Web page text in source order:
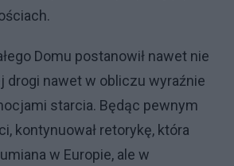
Domu postanowił nawet nie
drogi nawet w obliczu wyraźnie
starcia. Będąc pewnym
kontynuował retorykę, która
w Europie, ale w